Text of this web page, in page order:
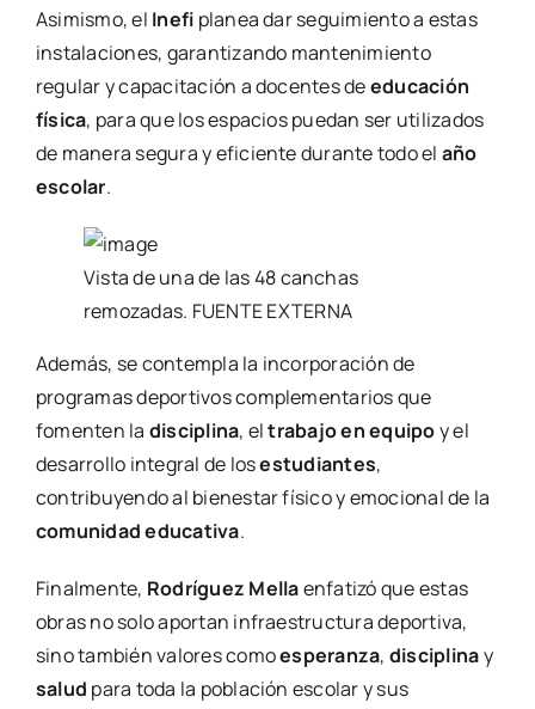
Asimismo, el Inefi planea dar seguimiento a estas
instalaciones, garantizando mantenimiento
regular y capacitación a docentes deeducación
física, para que los espacios puedan ser utilizados
de manera segura y eficiente durante todo el año
escolar.
Vista de una de las 48 canchas
remozadas. FUENTE EXTERNA
Además, se contempla la incorporación de
programas deportivos complementarios que
fomenten la disciplina, eltrabajo en equipoy el
desarrollo integral de losestudiantes,
contribuyendo al bienestar físico y emocional de la
comunidad educativa.
Finalmente, Rodríguez Mellaenfatizó que estas
obras no solo aportan infraestructura deportiva,
sino también valores comoesperanza, disciplinay
salud para toda la población escolar y sus